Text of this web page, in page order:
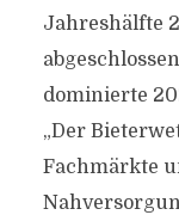
Jahreshälfte
dominierte
„Der
Fachmärkte